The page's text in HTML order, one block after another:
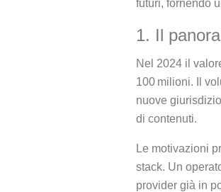
futuri, fornendo
1. Il
Nel 2024 il
100 milioni. Il
nuove
di contenuti.
Le motivazioni
stack. Un
provider già in